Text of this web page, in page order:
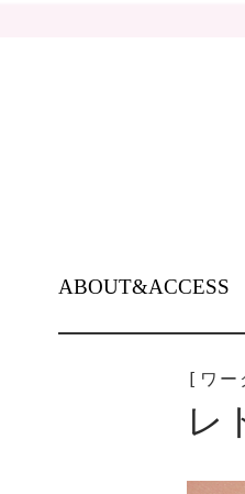
TO
CONTENT
ABOUT&ACCESS
[ワー
レ